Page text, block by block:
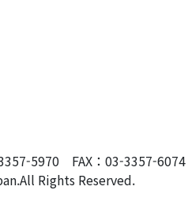
5970 FAX：03-3357-
Rights Reserved.